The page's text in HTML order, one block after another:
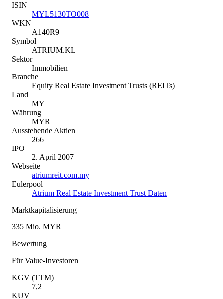
ISIN
MYL5130TO008
WKN
A140R9
Symbol
ATRIUM.KL
Sektor
Immobilien
Branche
Equity Real Estate Investment Trusts (REITs)
Land
MY
Währung
MYR
Ausstehende Aktien
266
IPO
2. April 2007
Webseite
atriumreit.com.my
Eulerpool
Atrium Real Estate Investment Trust Daten
Marktkapitalisierung
335 Mio. MYR
Bewertung
Für Value-Investoren
KGV (TTM)
7,2
KUV